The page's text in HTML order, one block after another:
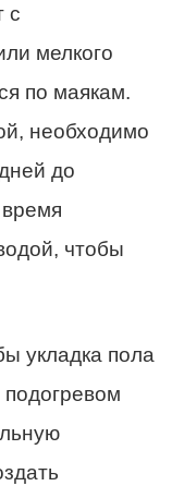
с
мелкого
по маякам.
необходимо
до
чтобы
укладка пола